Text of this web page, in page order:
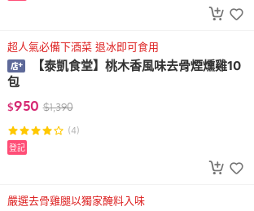
超人氣必備下酒菜 退冰即可食用
【泰凱食堂】桃木香風味去骨煙燻雞10
包
$950 $1,390
(4)
登記
嚴選去骨雞腿以獨家醃料入味